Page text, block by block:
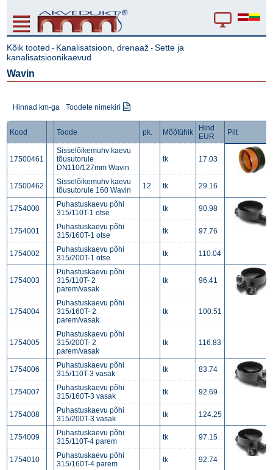
Kõik tooted - Kanalisatsioon, drenaaž -Sette ja
kanalisatsioonikaevud
Wavin
Hinnad km-ga Toodete nimekiri
Kood Toode pk. Mõõtühik
Hind
EUR
Pilt
17500461
Sisselõikemuhv kaevu
tõusutorule
DN110/127mm Wavin
tk 17.03
17500462
Sisselõikemuhv kaevu
tõusutorule 160 Wavin
12 tk 29.16
1754000
Puhastuskaevu põhi
315/110T-1 otse
tk 90.98
1754001
Puhastuskaevu põhi
315/160T-1 otse
tk 97.76
1754002
Puhastuskaevu põhi
315/200T-1 otse
tk 110.04
1754003
Puhastuskaevu põhi
315/110T- 2
parem/vasak
tk 96.41
1754004
Puhastuskaevu põhi
315/160T- 2
parem/vasak
tk 100.51
1754005
Puhastuskaevu põhi
315/200T- 2
parem/vasak
tk 116.83
1754006
Puhastuskaevu põhi
315/110T-3 vasak
tk 83.74
1754007
Puhastuskaevu põhi
315/160T-3 vasak
tk 92.69
1754008
Puhastuskaevu põhi
315/200T-3 vasak
tk 124.25
1754009
Puhastuskaevu põhi
315/110T-4 parem
tk 97.15
1754010
Puhastuskaevu põhi
315/160T-4 parem
tk 92.74